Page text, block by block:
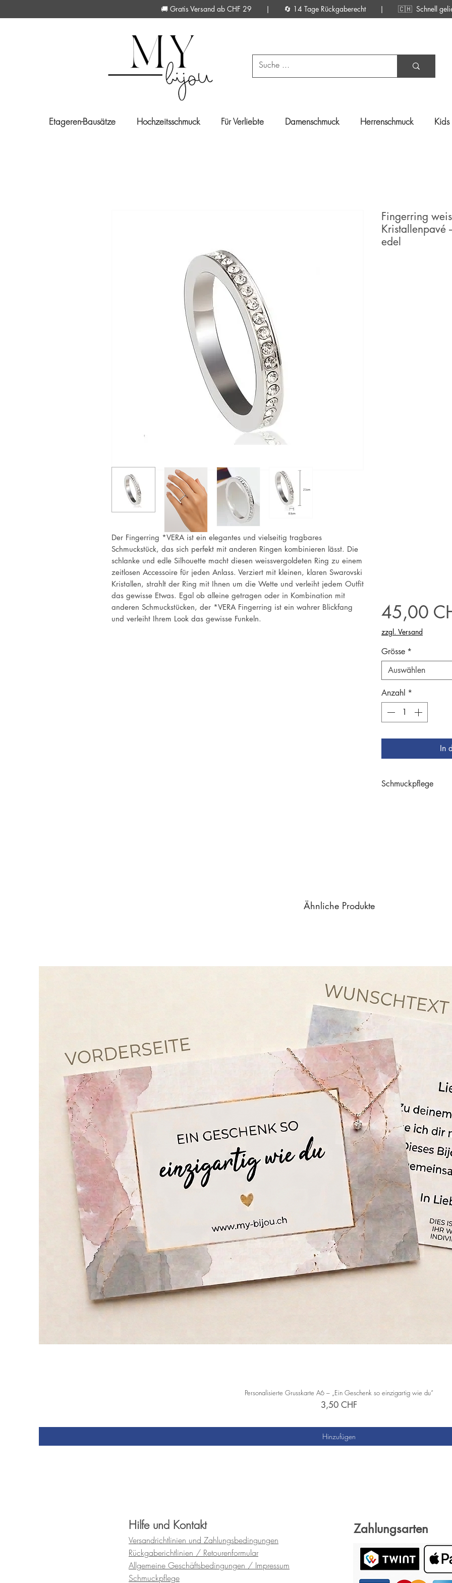
🚚 Gratis Versand ab CHF 29 | 🔄 14 Tage Rückgaberecht | 🇨🇭 Schnell
Etageren-Bausätze Hochzeitsschmuck Für Verliebte Damenschmuck Herrenschmuck Kids
Der Fingerring *VERA ist ein elegantes und vielseitig tragbares
Schmuckstück, das sich perfekt mit anderen Ringen kombinieren lässt. Die
schlanke und edle Silhouette macht diesen weissvergoldeten Ring zu einem
zeitlosen Accessoire für jeden Anlass. Verziert mit kleinen, klaren Swarovski
Kristallen, strahlt der Ring mit Ihnen um die Wette und verleiht jedem Outfit
das gewisse Etwas. Egal ob alleine getragen oder in Kombination mit
anderen Schmuckstücken, der *VERA Fingerring ist ein wahrer Blickfang
und verleiht Ihrem Look das gewisse Funkeln.
Fingerring
Kristallenpavé
edel
45,00
zzgl. Versand
Grösse *
Auswählen
Anzahl *
In
Schmuckpflege
Ähnliche Produkte
Personalisierte Grusskarte A6 – „Ein Geschenk so einzigartig wie du“
Preis
3,50 CHF
Hinzufügen
Hilfe und Kontakt
Versandrichtlinien und Zahlungsbedingungen
Rückgaberichtlinien / Retourenformular
Allgemeine Geschäftsbedingungen / Impressum
Schmuckpflege
Zahlungsarten